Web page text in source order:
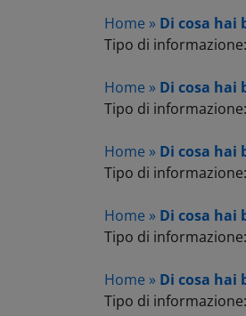
Home » Di cosa hai
Tipo di
Home » Di cosa hai
Tipo di
Home » Di cosa hai
Tipo di
Home » Di cosa hai
Tipo di
Home » Di cosa hai
Tipo di